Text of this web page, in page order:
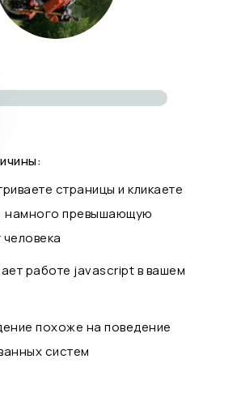
страницы и кликаете
намного превышающую
работе javascript в вашем
похоже на поведение
систем